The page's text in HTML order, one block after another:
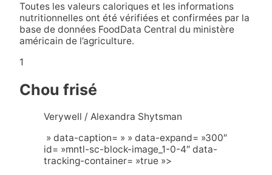
Toutes les valeurs caloriques et les informations
nutritionnelles ont été vérifiées et confirmées par la
base de données FoodData Central du ministère
américain de l’agriculture.
1
Chou frisé
Verywell / Alexandra Shytsman
» data-caption= » » data-expand= »300″
id= »mntl-sc-block-image_1-0-4″ data-
tracking-container= »true »>